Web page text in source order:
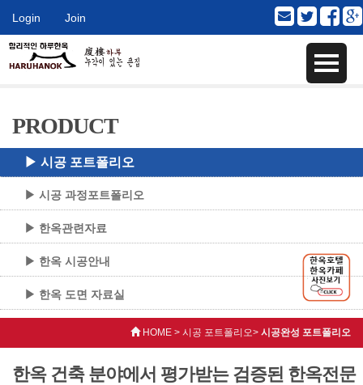
Login Join
PRODUCT
▶ 시공 포트폴리오
▶ 시공 과정포트폴리오
▶ 한옥관련자료
▶ 한옥 시공안내
▶ 한옥 도면 자료실
HOME > 시공 포트폴리오> 시공완성 포트폴리오
한옥 건축 분야에서 평가받는 검증된 한옥전문